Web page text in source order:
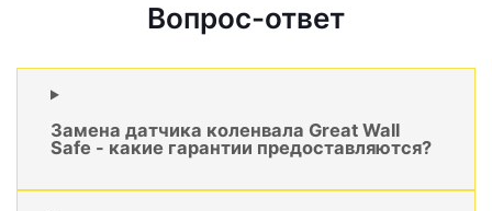
Вопрос-ответ
Замена датчика коленвала Great Wall
Safe - какие гарантии предоставляются?